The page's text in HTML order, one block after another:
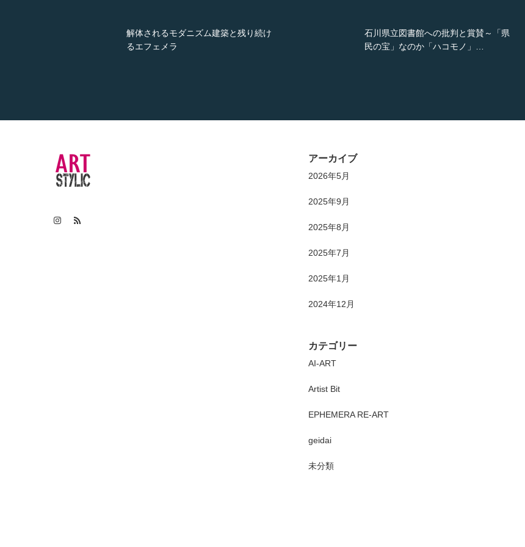
石川県立図書館への批判と賞賛～「県
『ブレードランナー
値観の分断と接合へ
アーカイブ
2026年5月
2025年9月
2025年8月
2025年7月
2025年1月
2024年12月
カテゴリー
AI-ART
Artist Bit
EPHEMERA RE-ART
geidai
未分類